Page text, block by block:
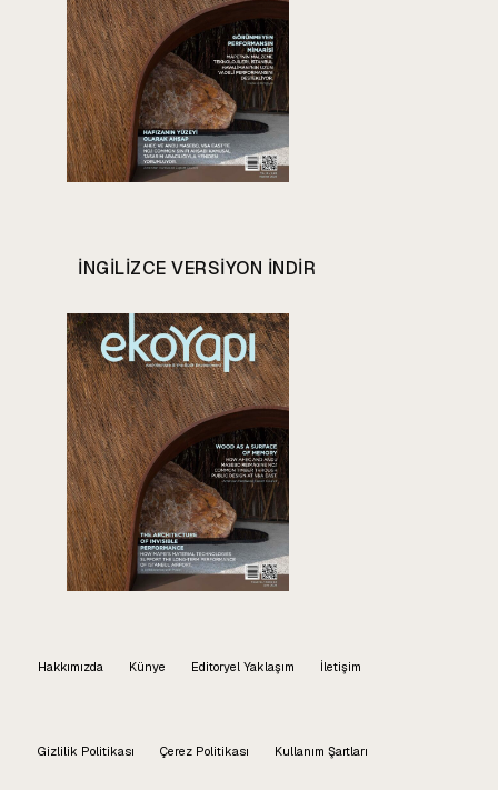
INGILIZCE VERSIYON INDIR
Hakkımızda Künye Editoryel Yaklaşım İletişim
Gizlilik Politikası Çerez Politikası Kullanım Şartları